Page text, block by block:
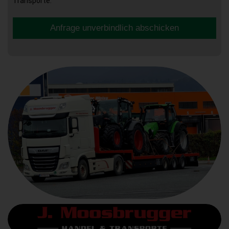
Anfrage unverbindlich abschicken